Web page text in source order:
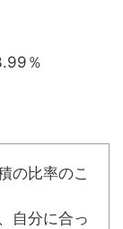
％
の比率のこ
自分に合っ